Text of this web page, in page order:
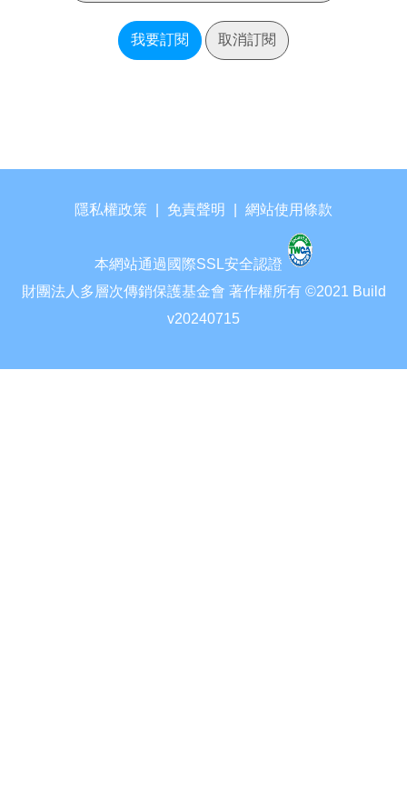
我要訂閱 取消訂閱
隱私權政策 免責聲明 網站使用條款
本網站通過國際SSL安全認證
財團法人多層次傳銷保護基金會 著作權所有 ©2021 Build
v20240715